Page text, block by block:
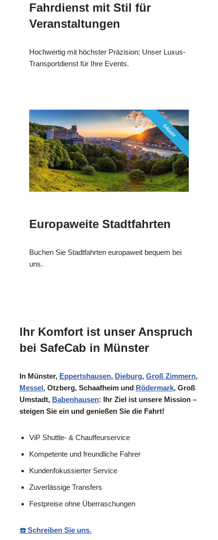
Fahrdienst mit Stil für
Veranstaltungen
Hochwertig mit höchster Präzision: Unser Luxus-
Transportdienst für Ihre Events.
Europaweite Stadtfahrten
Buchen Sie Stadtfahrten europaweit bequem bei
uns.
Ihr Komfort ist unser Anspruch
bei SafeCab in Münster
In Münster, Eppertshausen, Dieburg, Groß Zimmern,
Messel, Otzberg, Schaafheim und Rödermark, Groß
Umstadt, Babenhausen: Ihr Ziel ist unsere Mission –
steigen Sie ein und genießen Sie die Fahrt!
ViP Shuttle- & Chauffeurservice
Kompetente und freundliche Fahrer
Kundenfokussierter Service
Zuverlässige Transfers
Festpreise ohne Überraschungen
☎️ Schreiben Sie uns.